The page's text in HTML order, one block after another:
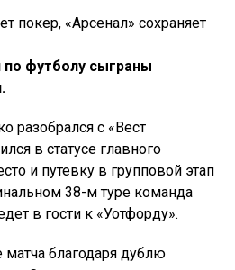
по футболу сыграны
разобрался с «Вест
в статусе главного
и путевку в групповой этап
38-м туре команда
в гости к «Уотфорду».
благодаря дублю